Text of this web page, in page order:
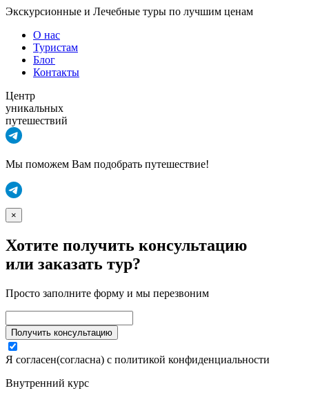
Экскурсионные и Лечебные туры по лучшим ценам
О нас
Туристам
Блог
Контакты
Центр
уникальных
путешествий
Мы поможем Вам подобрать путешествие!
×
Хотите получить консультацию
или заказать тур?
Просто заполните форму и мы перезвоним
Я согласен(согласна) с политикой конфиденциальности
Внутренний курс